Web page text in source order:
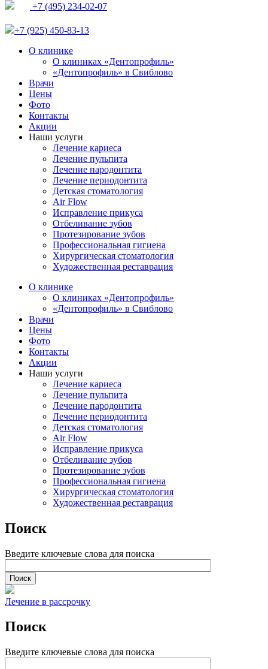
+7 (495) 234-02-07
+7 (925) 450-83-13
О клинике
О клиниках «Дентопрофиль»
«Дентопрофиль» в Свиблово
Врачи
Цены
Фото
Контакты
Акции
Наши услуги
Лечение кариеса
Лечение пульпита
Лечение пародонтита
Лечение периодонтита
Детская стоматология
Air Flow
Исправление прикуса
Отбеливание зубов
Протезирование зубов
Профессиональная гигиена
Хирургическая стоматология
Художественная реставрация
О клинике
О клиниках «Дентопрофиль»
«Дентопрофиль» в Свиблово
Врачи
Цены
Фото
Контакты
Акции
Наши услуги
Лечение кариеса
Лечение пульпита
Лечение пародонтита
Лечение периодонтита
Детская стоматология
Air Flow
Исправление прикуса
Отбеливание зубов
Протезирование зубов
Профессиональная гигиена
Хирургическая стоматология
Художественная реставрация
Поиск
Введите ключевые слова для поиска
Лечение в рассрочку
Поиск
Введите ключевые слова для поиска